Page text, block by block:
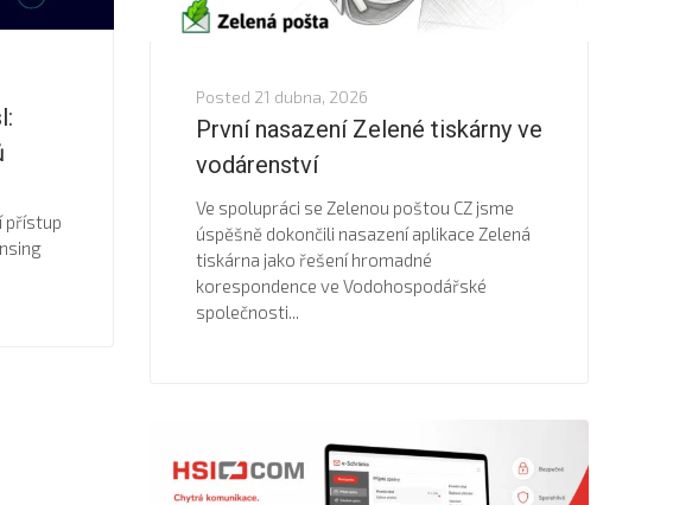
přístup
Posted 21 dubna, 2026
První nasazení Zelené tiskárny ve
vodárenství
Ve spolupráci se Zelenou poštou CZ jsme
úspěšně dokončili nasazení aplikace Zelená
tiskárna jako řešení hromadné
korespondence ve Vodohospodářské
společnosti...